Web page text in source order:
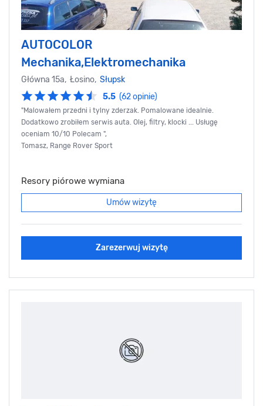
AUTOCOLOR
Mechanika,Elektromechanika
Główna 15a, Łosino, Słupsk
5.5 (62 opinie)
"Malowałem przedni i tylny zderzak. Pomalowane idealnie.
Dodatkowo zrobiłem serwis auta. Olej, filtry, klocki ... Usługę
oceniam 10/10 Polecam ",
Tomasz, Range Rover Sport
Resory piórowe wymiana
Umów wizytę
Zarezerwuj wizytę